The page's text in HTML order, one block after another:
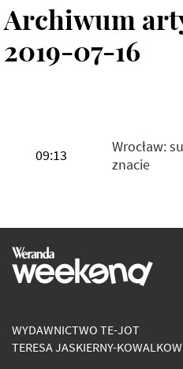
Archiwum
2019-07-16
09:13
Wrocław:
znacie
WYDAWNICTWO TE-JOT
TERESA JASKIERNY-